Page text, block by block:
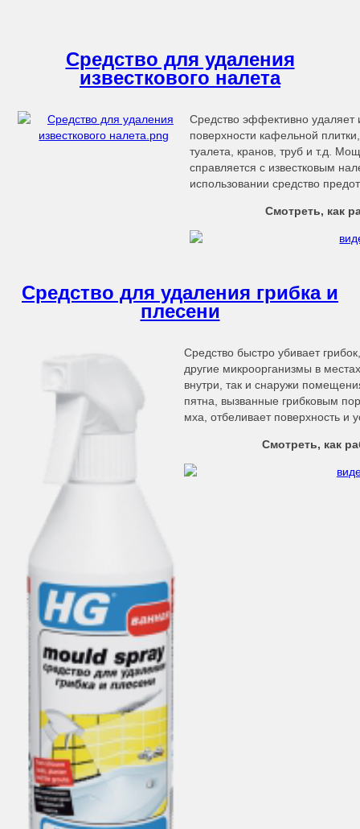
Средство для удаления
известкового налета
Средство эффективно удаляет
поверхности кафельной
туалета, кранов, труб и т.д.
справляется с известковым
использовании средство
Смотреть, как
Средство для удаления грибка и
плесени
Средство быстро убивает
другие микроорганизмы в
внутри, так и снаружи
пятна, вызванные грибковым
мха, отбеливает поверхность и
Смотреть, как